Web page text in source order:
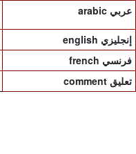
arabic عربي
english إنجليزي
french فرنسي
comment تعليق